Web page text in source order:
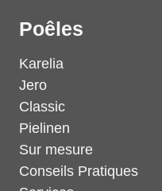
Poêles
Karelia
Jero
Classic
Pielinen
Sur mesure
Conseils Pratiques